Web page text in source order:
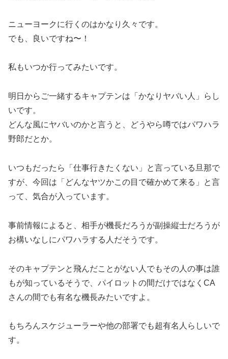
ニューヨークに行くのはかなり久々です。
でも、良いですね〜！
私もいつか行ってみたいです。
明日からご一緒するキャプテンは「かなりヤバい人」らし
いです。
どんな風にヤバいのかと言うと、どうやら噂ではパワハラ
野郎だとか。
いつもだったら「仕事行きたくない」と言っている旦那で
すが、今回は「どんなヤツかこの目で確かめて来る」と言
って、気合が入っています。
事前情報によると、相手が機長だろうが副操縦士だろうが
お構いなしにパワハラする人だそうです。
そのキャプテンと飛んだことがない人でもその人の事は誰
もが知っているそうで、パイロットの間だけではなくCA
さんの間でも有名な機長みたいですよ。
もちろんスケジューラーや他の部署でも超有名人らしいで
す。